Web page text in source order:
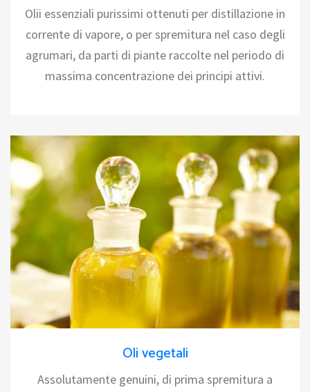
Olii essenziali purissimi ottenuti per distillazione in
corrente di vapore, o per spremitura nel caso degli
agrumari, da parti di piante raccolte nel periodo di
massima concentrazione dei principi attivi.
Oli vegetali
Assolutamente genuini, di prima spremitura a